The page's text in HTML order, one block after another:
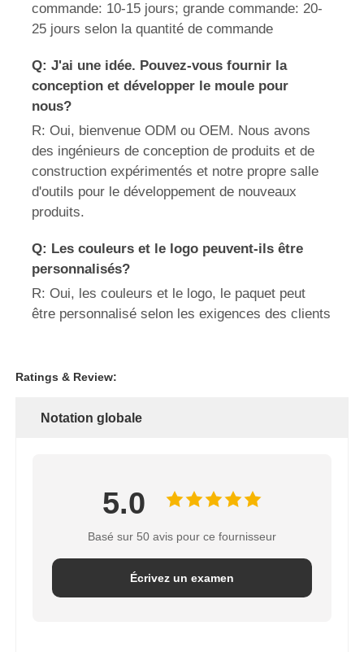
commande: 10-15 jours; grande commande: 20-
25 jours selon la quantité de commande
Q: J'ai une idée. Pouvez-vous fournir la
conception et développer le moule pour
nous?
R: Oui, bienvenue ODM ou OEM. Nous avons
des ingénieurs de conception de produits et de
construction expérimentés et notre propre salle
d'outils pour le développement de nouveaux
produits.
Q: Les couleurs et le logo peuvent-ils être
personnalisés?
R: Oui, les couleurs et le logo, le paquet peut
être personnalisé selon les exigences des clients
Ratings & Review:
Notation globale
5.0
Basé sur 50 avis pour ce fournisseur
Écrivez un examen